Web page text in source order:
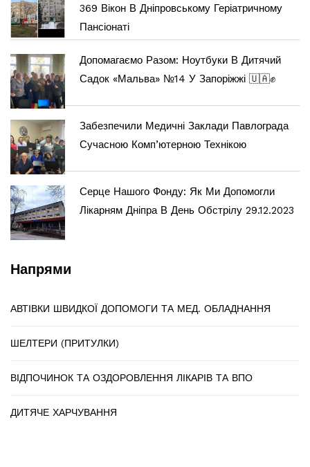
369 Вікон В Дніпровському Геріатричному
Пансіонаті
Допомагаємо Разом: Ноутбуки В Дитячий
Садок «Мальва» №14 У Запоріжжі 🇺🇦✊
Забезпечили Медичні Заклади Павлограда
Сучасною Комп’ютерною Технікою
Серце Нашого Фонду: Як Ми Допомогли
Лікарням Дніпра В День Обстрілу 29.12.2023
Напрями
АВТІВКИ ШВИДКОЇ ДОПОМОГИ ТА МЕД. ОБЛАДНАННЯ
ШЕЛТЕРИ (ПРИТУЛКИ)
ВІДПОЧИНОК ТА ОЗДОРОВЛЕННЯ ЛІКАРІВ ТА ВПО
ДИТЯЧЕ ХАРЧУВАННЯ